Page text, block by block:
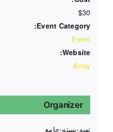
$30
Event Category:
Event
Website:
Array
Organizer
تهیه-بسته-جامع